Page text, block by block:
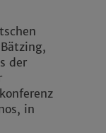
der
in